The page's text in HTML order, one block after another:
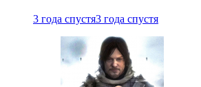
3 года спустя3 года спустя